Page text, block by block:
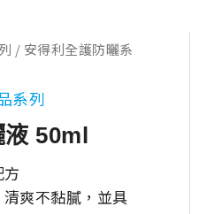
/ 安得利全護防曬系
系列
液 50ml
爽不黏膩，並具